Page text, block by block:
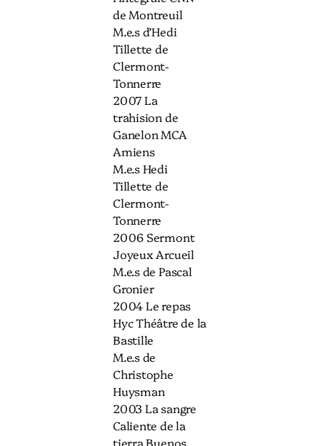
de Montreuil
M.e.s d’Hedi
Tillette de
Clermont-
Tonnerre
2007 La
trahision de
Ganelon MCA
Amiens
M.e.s Hedi
Tillette de
Clermont-
Tonnerre
2006 Sermont
Joyeux Arcueil
M.e.s de Pascal
Gronier
2004 Le repas
Hyc Théâtre de la
Bastille
M.e.s de
Christophe
Huysman
2003 La sangre
Caliente de la
tierra Buenos